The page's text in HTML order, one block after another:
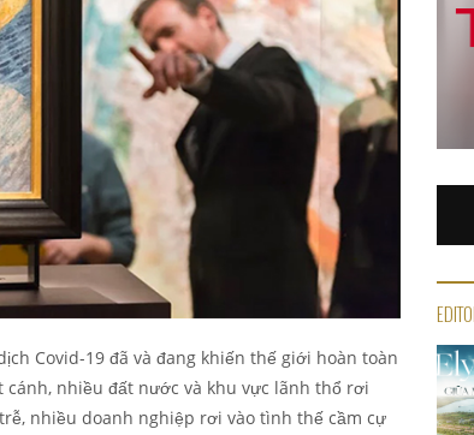
Covid-19 đã và đang khiến thế giới hoàn toàn
nhiều đất nước và khu vực lãnh thổ rơi
nhiều doanh nghiệp rơi vào tình thế cầm cự